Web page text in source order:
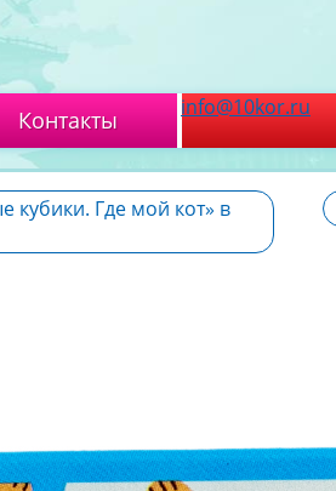
Контакты info@10kor.ru
кубики. Где мой кот» в